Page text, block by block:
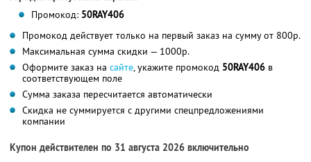
Промокод: 50RAY406
Промокод действует только на первый заказ на сумму от 800р.
Максимальная сумма скидки — 1000р.
Оформите заказ на сайте, укажите промокод 50RAY406 в
соответствующем поле
Сумма заказа пересчитается автоматически
Скидка не суммируется с другими спецпредложениями
компании
Купон действителен по 31 августа 2026 включительно